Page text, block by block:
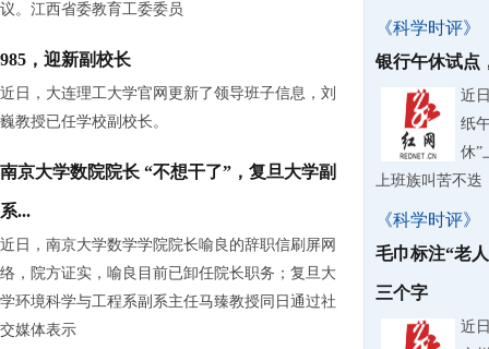
议。江西省委教育工委委员
985，迎新副校长
近日，大连理工大学官网更新了领导班子信息，刘
巍教授已任学校副校长。
南京大学数院院长 “不想干了”，复旦大学副
系...
近日，南京大学数学学院院长喻良的辞职信刷屏网
络，院方证实，喻良目前已卸任院长职务；复旦大
学环境科学与工程系副系主任马臻教授同日通过社
交媒体表示
《科学时评》
银行午休试点
近
纸
休”
上班族叫苦不迭
《科学时评》
毛巾标注“老
三个字
近